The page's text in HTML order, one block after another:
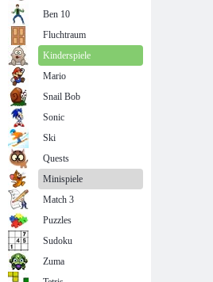
Ben 10
Fluchtraum
Kinderspiele
Mario
Snail Bob
Sonic
Ski
Quests
Minispiele
Match 3
Puzzles
Sudoku
Zuma